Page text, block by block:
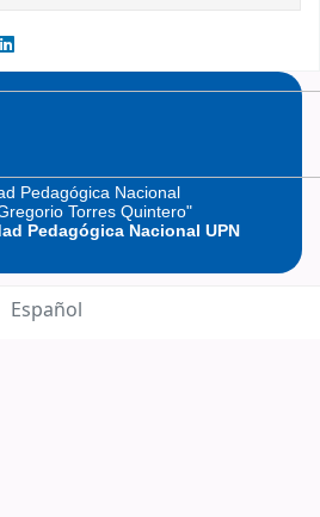
Pedagógica Nacional
Torres Quintero"
Pedagógica Nacional UPN
Español